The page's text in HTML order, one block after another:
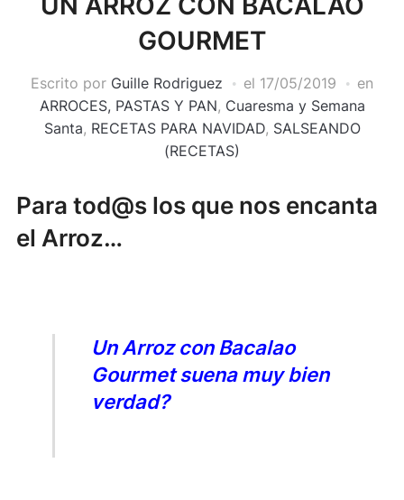
GOURMET
Escrito por Guille Rodriguez el 17/05/2019
en
ARROCES, PASTAS Y PAN, Cuaresma y Semana
Santa, RECETAS PARA NAVIDAD, SALSEANDO
(RECETAS)
Para tod@s los que nos encanta
el Arroz…
Un Arroz con Bacalao
Gourmet suena muy bien
verdad?